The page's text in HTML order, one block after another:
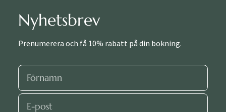
Nyhetsbrev
Prenumerera och få 10% rabatt på din bokning.